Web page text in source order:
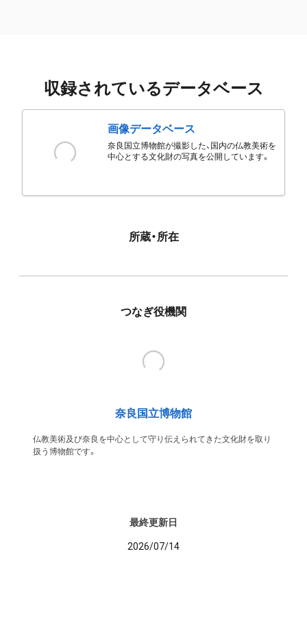
収録されているデータベース
画像データベース
奈良国立博物館が撮影した、国内の仏教美術を
中心とする文化財の写真を公開しています。
所蔵・所在
つなぎ役機関
奈良国立博物館
仏教美術及び奈良を中心として守り伝えられてきた文化財を取り
扱う博物館です。
最終更新日
2026/07/14